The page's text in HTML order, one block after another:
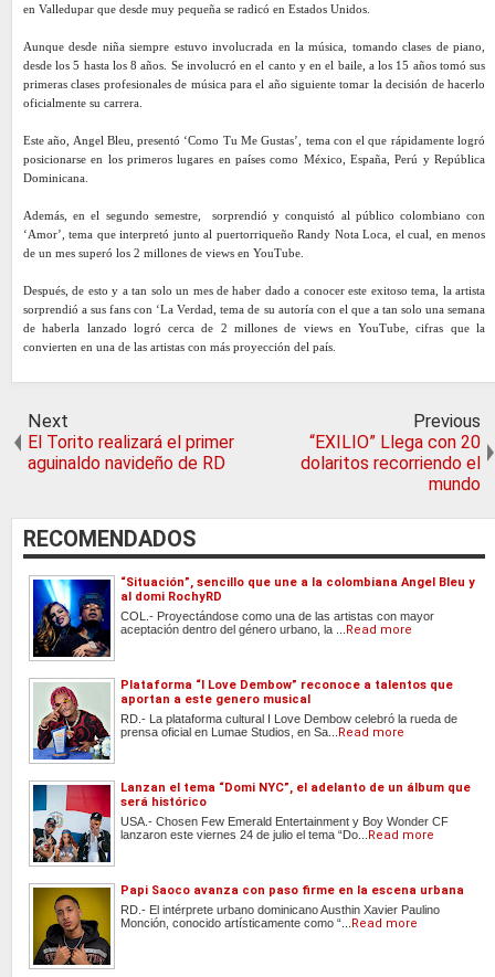
en Valledupar que desde muy pequeña se radicó en Estados Unidos.
Aunque desde niña siempre estuvo involucrada en la música, tomando clases de piano,
desde los 5 hasta los 8 años. Se involucró en el canto y en el baile, a los 15 años tomó sus
primeras clases profesionales de música para el año siguiente tomar la decisión de hacerlo
oficialmente su carrera.
Este año, Angel Bleu, presentó ‘Como Tu Me Gustas’, tema con el que rápidamente logró
posicionarse en los primeros lugares en países como México, España, Perú y República
Dominicana.
Además, en el segundo semestre, sorprendió y conquistó al público colombiano con
‘Amor’, tema que interpretó junto al puertorriqueño Randy Nota Loca, el cual, en menos
de un mes superó los 2 millones de views en YouTube.
Después, de esto y a tan solo un mes de haber dado a conocer este exitoso tema, la artista
sorprendió a sus fans con ‘La Verdad, tema de su autoría con el que a tan solo una semana
de haberla lanzado logró cerca de 2 millones de views en YouTube, cifras que la
convierten en una de las artistas con más proyección del país.
Next
El Torito realizará el primer
aguinaldo navideño de RD
Previous
“EXILIO” Llega con 20
dolaritos recorriendo el
mundo
RECOMENDADOS
“Situación”, sencillo que une a la colombiana Angel Bleu y
al domi RochyRD
COL.- Proyectándose como una de las artistas con mayor
aceptación dentro del género urbano, la ...
Read more
Plataforma “I Love Dembow” reconoce a talentos que
aportan a este genero musical
RD.- La plataforma cultural I Love Dembow celebró la rueda de
prensa oficial en Lumae Studios, en Sa...
Read more
Lanzan el tema “Domi NYC”, el adelanto de un álbum que
será histórico
USA.- Chosen Few Emerald Entertainment y Boy Wonder CF
lanzaron este viernes 24 de julio el tema “Do...
Read more
Papi Saoco avanza con paso firme en la escena urbana
RD.- El intérprete urbano dominicano Austhin Xavier Paulino
Monción, conocido artísticamente como “...
Read more